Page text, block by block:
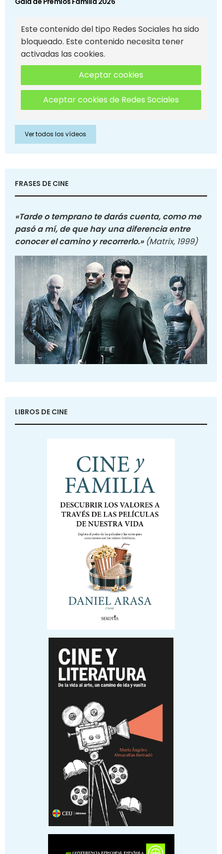
Este contenido del tipo Redes Sociales ha sido
bloqueado. Este contenido necesita tener
activadas las cookies.
Aceptar cookies
Aceptar cookies de Redes Sociales
Ver todos los vídeos
FRASES DE CINE
«Tarde o temprano te darás cuenta, como me
pasó a mí, de que hay una diferencia entre
conocer el camino y recorrerlo.» (Matrix, 1999)
LIBROS DE CINE